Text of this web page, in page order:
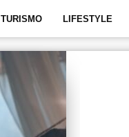
TURISMO LIFESTYLE